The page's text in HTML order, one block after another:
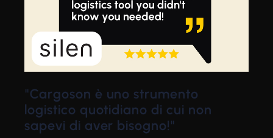
"Cargoson è uno strumento
logistico quotidiano di cui non
sapevi di aver bisogno!"